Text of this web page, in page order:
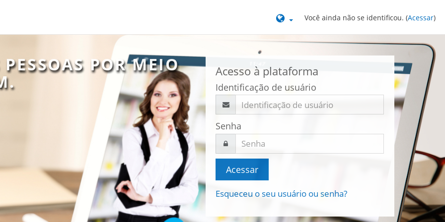
Você ainda não se identificou. (Acessar)
POR MEIO
Acesso à plataforma
Identificação de usuário
Senha
Acessar
Esqueceu o seu usuário ou senha?